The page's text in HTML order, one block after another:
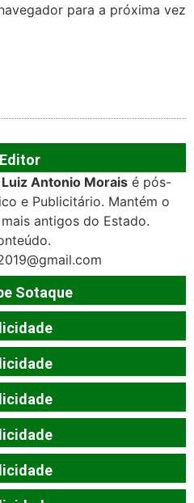
para a próxima vez
Luiz Antonio Morais é pós-
e Publicitário. Mantém o
antigos do Estado.
Sotaque